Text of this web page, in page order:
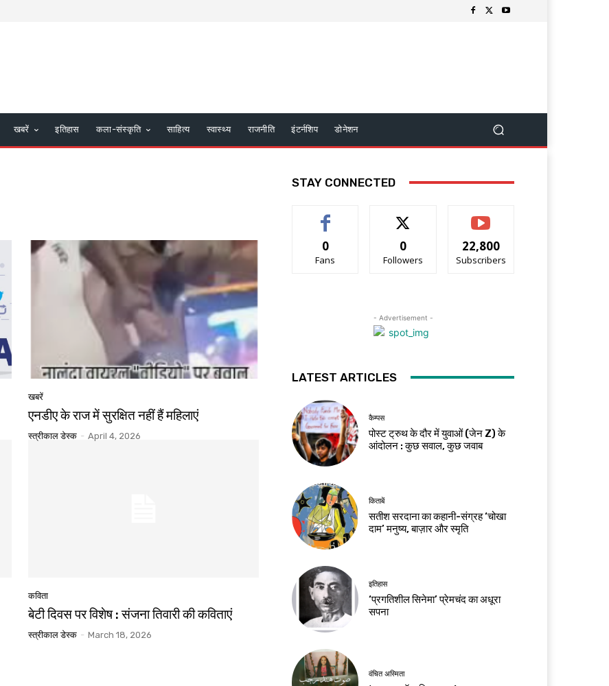
खबरें इतिहास कला-संस्कृति साहित्य स्वास्थ्य राजनीति इंटर्नशिप डोनेशन
खबरें
एनडीए के राज में सुरक्षित नहीं हैं महिलाएं
स्त्रीकाल डेस्क - April 4, 2026
कविता
बेटी दिवस पर विशेष : संजना तिवारी की कविताएं
स्त्रीकाल डेस्क - March 18, 2026
STAY CONNECTED
0
Fans
0
Followers
22,800
Subscribers
- Advertisement -
LATEST ARTICLES
कैम्पस
पोस्ट ट्रुथ के दौर में युवाओं (जेन Z) के
आंदोलन : कुछ सवाल, कुछ जवाब
किताबें
सतीश सरदाना का कहानी-संग्रह ‘चोखा
दाम’ मनुष्य, बाज़ार और स्मृति
इतिहास
‘प्रगतिशील सिनेमा’ प्रेमचंद का अधूरा
सपना
वंचित अस्मिता